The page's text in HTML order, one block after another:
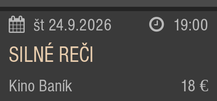
št 24.9.2026 19:00
SILNÉ REČI
Kino Baník 18 €